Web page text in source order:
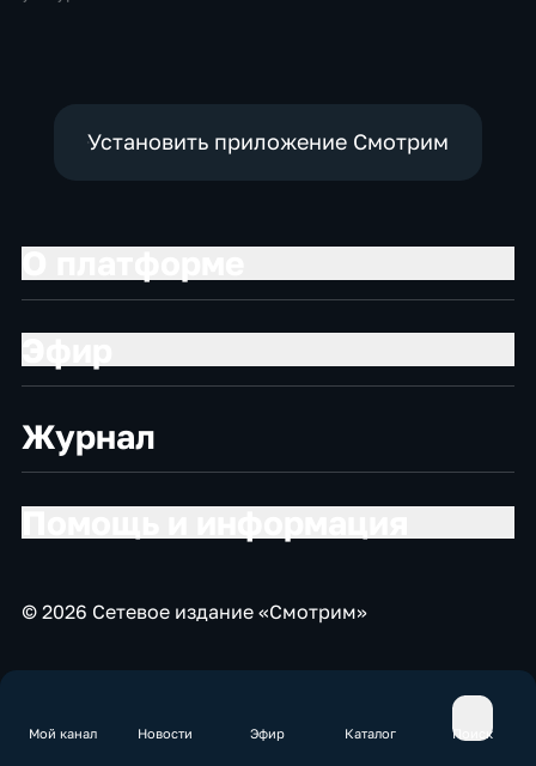
Мой канал Новости Эфир Каталог Поиск
Установить приложение Смотрим
Журнал
© 2026 Сетевое издание «Смотрим»